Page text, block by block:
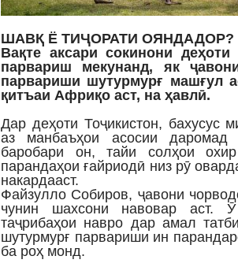
ШАВҚ Ё ТИҶОРАТИ ОЯНДАДОР?
Вақте аксари сокинони
парвариш мекунанд, як
парвариши шутурмурғ машғул
қитъаи Африқо аст, на ҳавлӣ.
Дар деҳоти Тоҷикистон, бахусус
аз манбаъҳои асосии
баробари он, тайи солҳои
парандаҳои ғайриодӣ низ рӯ
накардааст.
Файзулло Собиров, ҷавони
чунин шахсони навовар аст.
таҷрибаҳои навро дар амал
шутурмурғ парвариши ин
ба роҳ монд.